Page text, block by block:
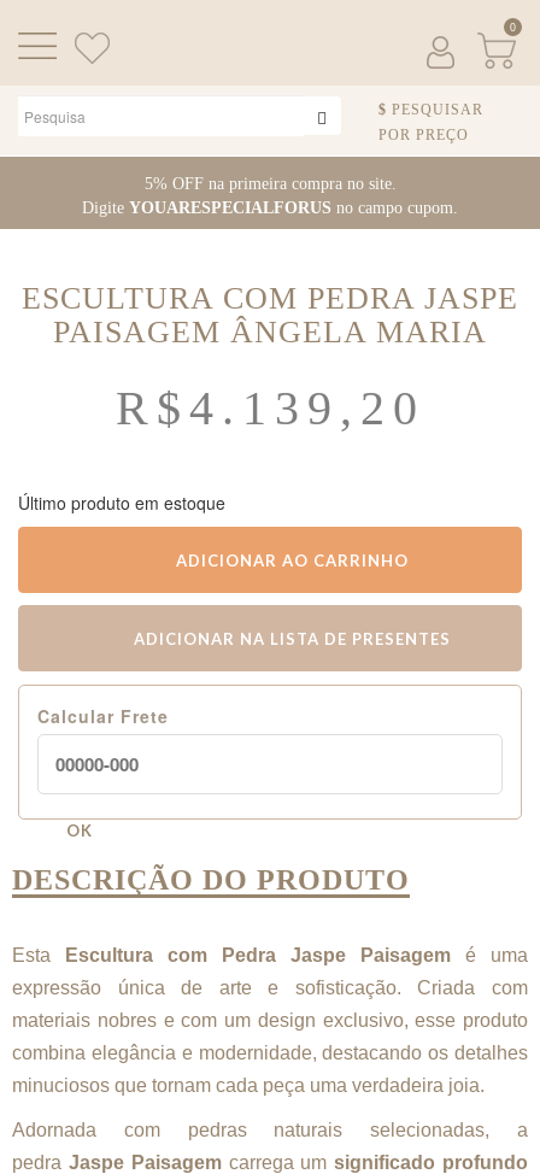
Pular para o conteúdo5% OFF na primeira compra no site.
Digite YOUARESPECIALFORUS no campo cupom.
0
PESQUISAR
POR PREÇO
ESCULTURA COM PEDRA JASPE
PAISAGEM ÂNGELA MARIA
R$4.139,20
Último produto em estoque
ADICIONAR AO CARRINHO
ADICIONAR NA LISTA DE PRESENTES
Calcular Frete
OK
DESCRIÇÃO DO PRODUTO
Esta Escultura com Pedra Jaspe Paisagem é uma
expressão única de arte e sofisticação. Criada com
materiais nobres e com um design exclusivo, esse produto
combina elegância e modernidade, destacando os detalhes
minuciosos que tornam cada peça uma verdadeira joia.
Adornada com pedras naturais selecionadas, a
pedra Jaspe Paisagemcarrega umsignificado profundo